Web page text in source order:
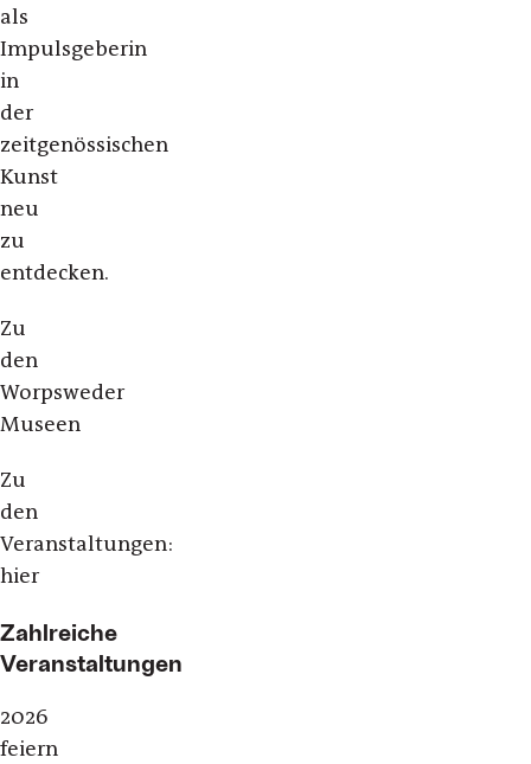
als
Impulsgeberin
in
der
zeitgenössischen
Kunst
neu
zu
entdecken.
Zu
den
Worpsweder
Museen
Zu
den
Veranstaltungen:
hier
Zahlreiche
Veranstaltungen
2026
feiern